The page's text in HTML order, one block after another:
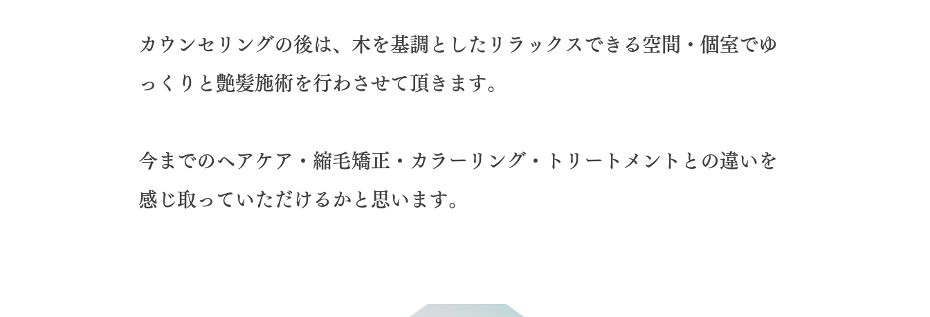
カウンセリングの後は、木を基調としたリラックスできる空間・個室でゆ
っくりと艶髪施術を行わさせて頂きます。
今までのヘアケア・縮毛矯正・カラーリング・トリートメントとの違いを
感じ取っていただけるかと思います。